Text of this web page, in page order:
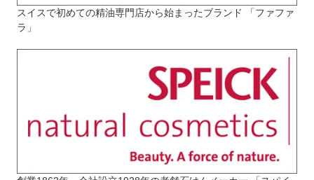
スイスで初めての精油専門店から始まったブランド 「ファファ
ラ」